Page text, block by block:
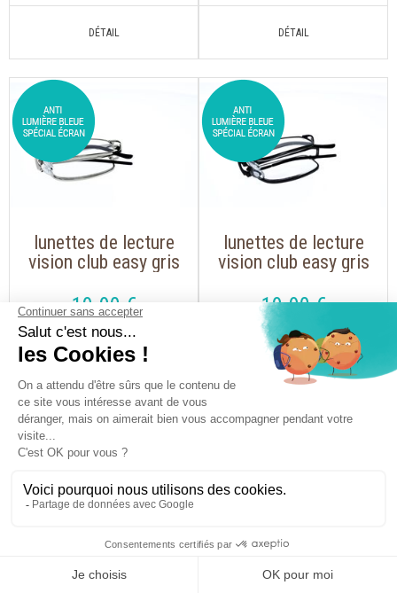
lunettes de lecture
vision club easy gris
légère pour lire
modèle mixte
19.90 €
lunettes de lecture
vision club easy gris
légère pour lire
modèle mixte
19.90 €
lunettes de lecture
lunettes de lecture